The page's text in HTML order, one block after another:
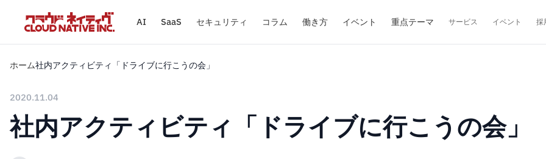
AI SaaS セキュリティ コラム 働き方 イベント 重点テーマ サービス イベント 採
ホーム社内アクティビティ「ドライブに行こうの会」
2020.11.04
社内アクティビティ「ドライブに行こうの会」